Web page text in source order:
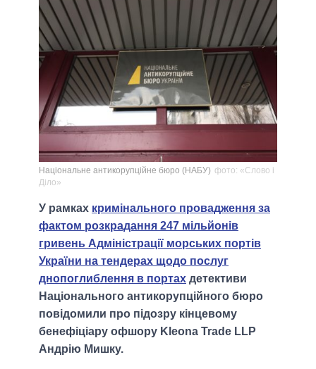
Національне антикорупційне бюро (НАБУ) фото: «Слово і
Діло»
У рамках кримінального провадження за
фактом розкрадання 247 мільйонів
гривень Адміністрації морських портів
України на тендерах щодо послуг
днопоглиблення в портах детективи
Національного антикорупційного бюро
повідомили про підозру кінцевому
бенефіціару офшору Kleona Trade LLP
Андрію Мишку.